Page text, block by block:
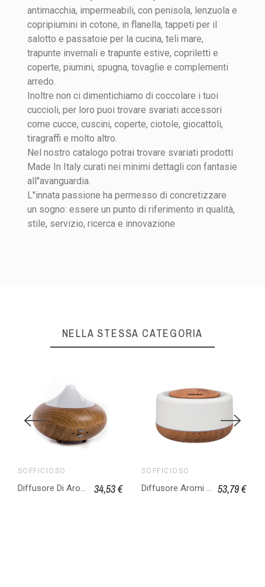
antimacchia, impermeabili, con penisola, lenzuola e
copripiumini in cotone, in flanella, tappeti per il
salotto e passatoie per la cucina, teli mare,
trapunte invernali e trapunte estive, copriletti e
coperte, piumini, spugna, tovaglie e complementi
arredo.
Inoltre non ci dimentichiamo di coccolare i tuoi
cuccioli, per loro puoi trovare svariati accessori
come cucce, cuscini, coperte, ciotole, giocattoli,
tiragraffi e molto altro.
Nel nostro catalogo potrai trovare svariati prodotti
Made In Italy curati nei minimi dettagli con fantasie
all''avanguardia.
L''innata passione ha permesso di concretizzare
un sogno: essere un punto di riferimento in qualità,
stile, servizio, ricerca e innovazione
NELLA STESSA CATEGORIA
SOFFICIOSO
Diffusore Di Aromi Elettrico Profumi Essenze Per Casa Ufficio Silenzioso Therapy 34,53 €
SOFFICIOSO
Diffusore Aromi Umidificatore Elettrico Profumo Casa Ufficio Silenzioso Maxi 53,79 €